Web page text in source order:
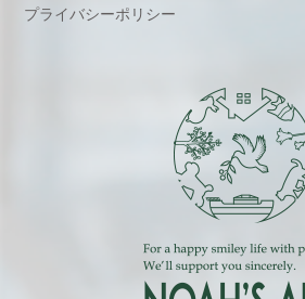
プライバシーポリシー